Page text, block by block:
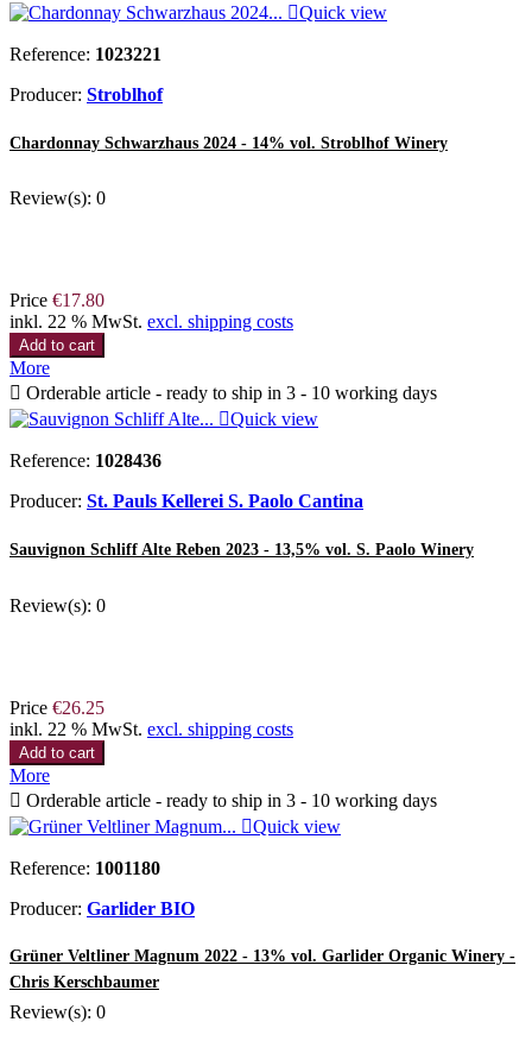
Quick view
Reference: 1023221
Producer: Stroblhof
Chardonnay Schwarzhaus 2024 - 14% vol. Stroblhof Winery
Review(s): 0
Price €17.80
inkl. 22 % MwSt. excl. shipping costs
Add to cart
More
 Orderable article - ready to ship in 3 - 10 working days
Quick view
Reference: 1028436
Producer: St. Pauls Kellerei S. Paolo Cantina
Sauvignon Schliff Alte Reben 2023 - 13,5% vol. S. Paolo Winery
Review(s): 0
Price €26.25
inkl. 22 % MwSt. excl. shipping costs
Add to cart
More
 Orderable article - ready to ship in 3 - 10 working days
Quick view
Reference: 1001180
Producer: Garlider BIO
Grüner Veltliner Magnum 2022 - 13% vol. Garlider Organic Winery -
Chris Kerschbaumer
Review(s): 0